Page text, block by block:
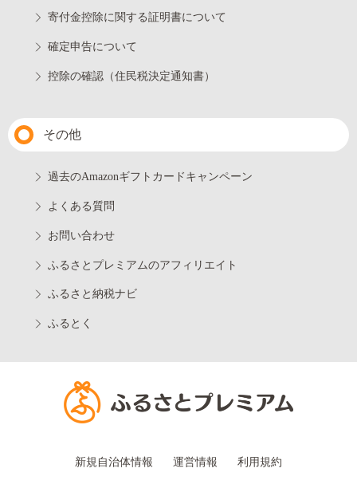
寄付金控除に関する証明書について
確定申告について
控除の確認（住民税決定通知書）
その他
過去のAmazonギフトカードキャンペーン
よくある質問
お問い合わせ
ふるさとプレミアムのアフィリエイト
ふるさと納税ナビ
ふるとく
新規自治体情報 運営情報 利用規約